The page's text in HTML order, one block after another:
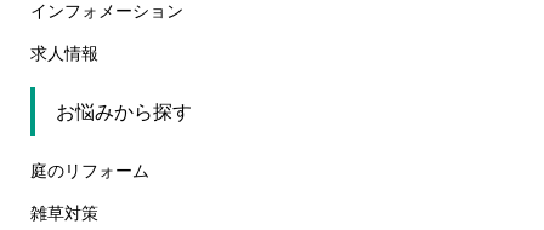
インフォメーション
求人情報
お悩みから探す
庭のリフォーム
雑草対策